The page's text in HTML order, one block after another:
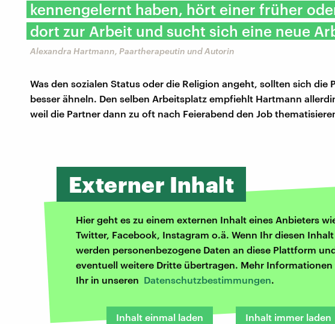
kennengelernt haben, hört einer früher
dort zur Arbeit und sucht sich eine neue
Alexandra Hartmann, Paartherapeutin und Autorin
Was den sozialen Status oder die Religion angeht, sollten sich die
besser ähneln. Den selben Arbeitsplatz empfiehlt Hartmann
weil die Partner dann zu oft nach Feierabend den Job
Externer Inhalt
Hier geht es zu einem externen Inhalt eines Anbieters
Twitter, Facebook, Instagram o.ä. Wenn Ihr diesen
werden personenbezogene Daten an diese Plattform
eventuell weitere Dritte übertragen. Mehr
Ihr in unseren Datenschutzbestimmungen.
Inhalt einmal laden Inhalt immer laden